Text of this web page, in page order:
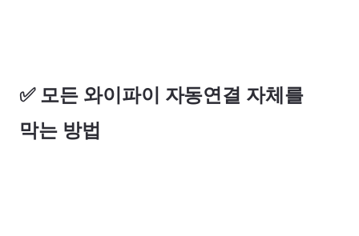
✅ 모든 와이파이 자동연결 자체를
막는 방법